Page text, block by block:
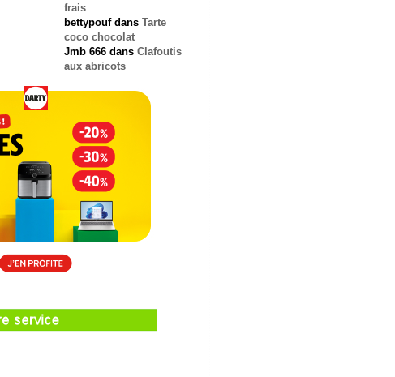
frais
bettypoufdans Tarte
coco chocolat
Jmb 666 dans Clafoutis
aux abricots